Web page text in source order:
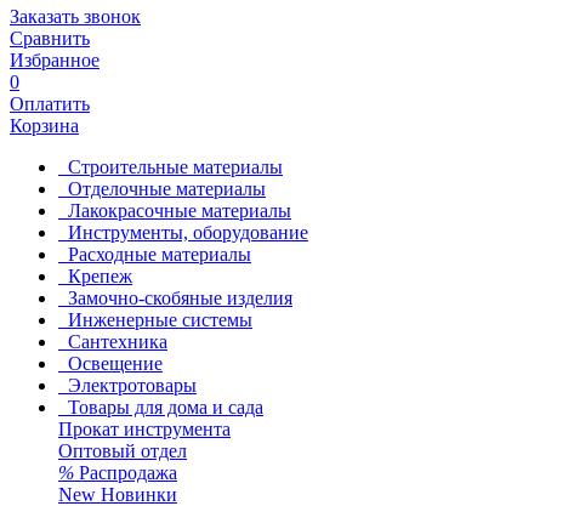
Заказать звонок
Сравнить
Избранное
0
Оплатить
Корзина
Строительные материалы
Отделочные материалы
Лакокрасочные материалы
Инструменты, оборудование
Расходные материалы
Крепеж
Замочно-скобяные изделия
Инженерные системы
Сантехника
Освещение
Электротовары
Товары для дома и сада
Прокат инструмента
Оптовый отдел
% Распродажа
New Новинки